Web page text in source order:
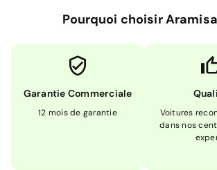
Pourquoi choisir
Garantie Commerciale
12 mois de garantie
Voitures
dans nos